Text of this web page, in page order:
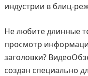
индустрии в блиц-
Не любите длинные
просмотр
заголовки?
создан специально